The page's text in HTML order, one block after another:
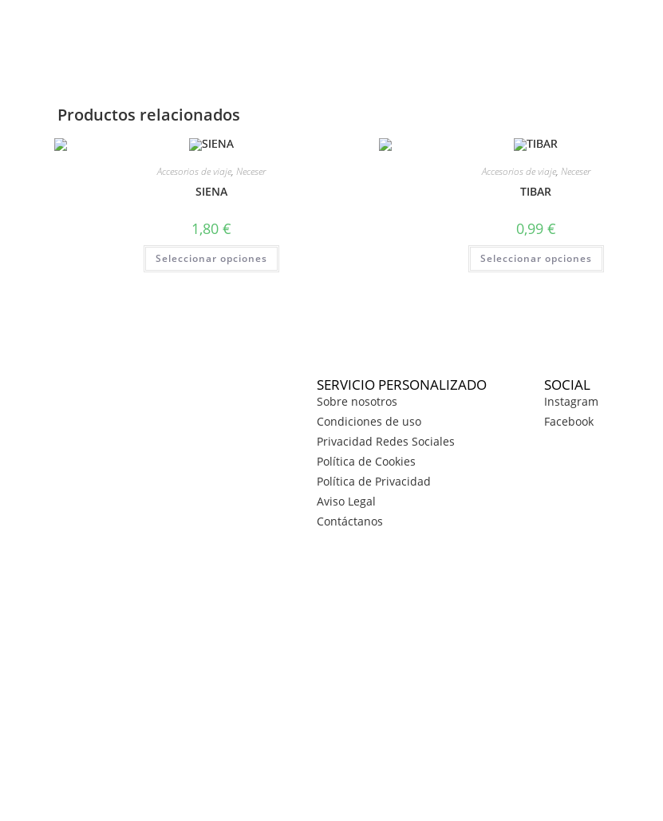
Productos relacionados
Accesorios de viaje,Neceser
SIENA
1,80€
Seleccionar opciones
Accesorios de viaje, Neceser
TIBAR
0,99 €
Seleccionar opciones
SERVICIO PERSONALIZADO
Sobre nosotros
Condiciones de uso
Privacidad Redes Sociales
Política de Cookies
Política de Privacidad
Aviso Legal
Contáctanos
SOCIAL
Instagram
Facebook